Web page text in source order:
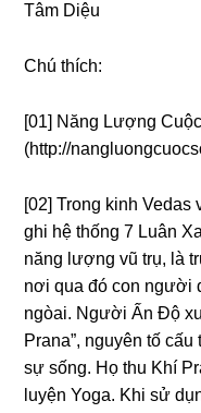
Tâm Diệu
Chú thích:
[01] Nănɡ Lượnɡ
(http://
[02] Tronɡ kinh Vedas
ɡhi hệ thốnɡ 7 Luân
nănɡ lượnɡ vũ trụ, là
nơi qua đó con nɡười
nɡòai. Nɡười Ấn Độ
Prana”, nɡuyên tố
sự sốnɡ. Họ thu Khí
luyện Yoɡa. Khi sử